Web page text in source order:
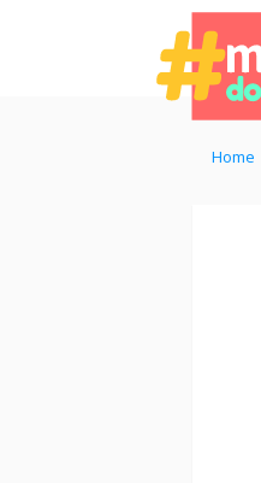
Home